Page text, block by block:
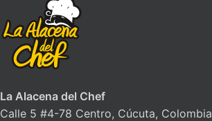
La Alacena del Chef
Calle 5 #4-78 Centro, Cúcuta, Colombia